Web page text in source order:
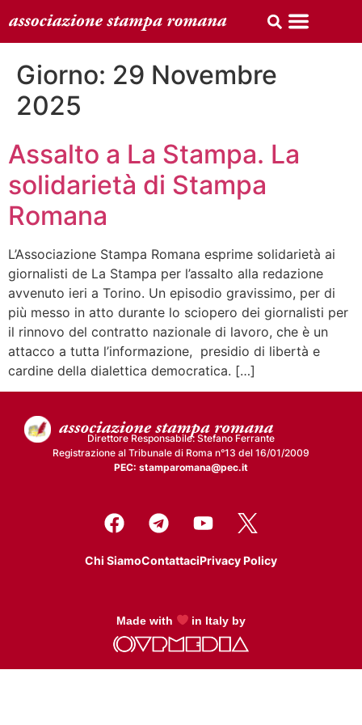
Giorno: 29 Novembre
2025
Assalto a La Stampa. La
solidarietà di Stampa
Romana
L’Associazione Stampa Romana esprime solidarietà ai
giornalisti de La Stampa per l’assalto alla redazione
avvenuto ieri a Torino. Un episodio gravissimo, per di
più messo in atto durante lo sciopero dei giornalisti per
il rinnovo del contratto nazionale di lavoro, che è un
attacco a tutta l’informazione, presidio di libertà e
cardine della dialettica democratica. […]
Direttore Responsabile: Stefano Ferrante
Registrazione al Tribunale di Roma n°13 del 16/01/2009
PEC: stamparomana@pec.it
Chi SiamoContattaciPrivacy Policy
Made with in Italy by